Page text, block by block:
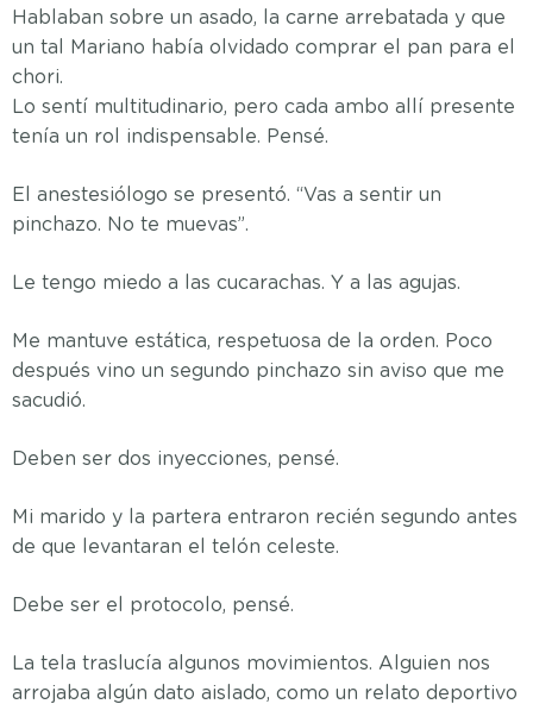
Hablaban sobre un asado, la carne arrebatada y que
un tal Mariano había olvidado comprar el pan para el
chori.
Lo sentí multitudinario, pero cada ambo allí presente
tenía un rol indispensable. Pensé.
El anestesiólogo se presentó. “Vas a sentir un
pinchazo. No te muevas”.
Le tengo miedo a las cucarachas. Y a las agujas.
Me mantuve estática, respetuosa de la orden. Poco
después vino un segundo pinchazo sin aviso que me
sacudió.
Deben ser dos inyecciones, pensé.
Mi marido y la partera entraron recién segundo antes
de que levantaran el telón celeste.
Debe ser el protocolo, pensé.
La tela traslucía algunos movimientos. Alguien nos
arrojaba algún dato aislado, como un relato deportivo